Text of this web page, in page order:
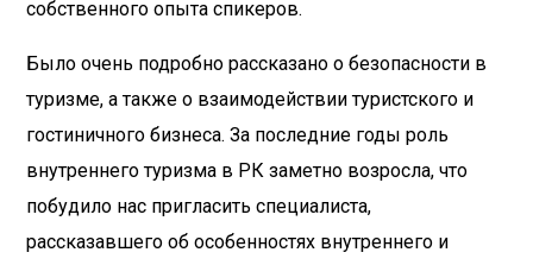
собственного опыта спикеров.
Было очень подробно рассказано о безопасности в
туризме, а также о взаимодействии туристского и
гостиничного бизнеса. За последние годы роль
внутреннего туризма в РК заметно возросла, что
побудило нас пригласить специалиста,
рассказавшего об особенностях внутреннего и